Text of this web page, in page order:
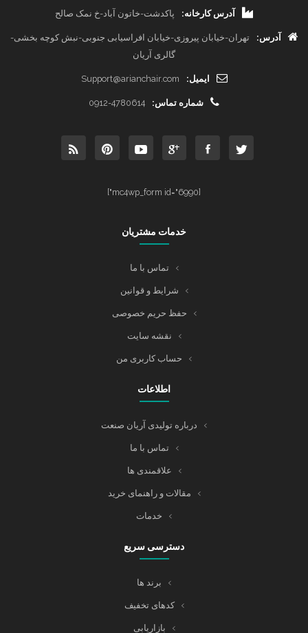
آدرس کارخانه: پاکدشت-خاتون آباد-خ نمک صالح
آدرس:
تهران-خیابان پیروزی-خیابان افراسیابی جنوبی-نبش کوچه بخشی-
گالری آریان
ایمیل: Support@arianchair.com
شماره تماس: 0912-4780614
[mc4wp_form id="6990"]
خدمات مشتریان
تماس با ما
شرایط و قوانین
حفظ حریم خصوصی
نقشه سایت
حساب کاربری من
اطلاعات
درباره تولیدی آریان صنعت
تماس با ما
علاقمندی ها
مقالات و راهنمای خرید
خدمات
دسترسی سریع
برند ها
کدهای تخفیف
بازاریابی